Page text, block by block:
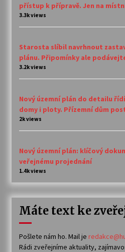
přístup k přípravě. Jen na
3.3k views
Starosta slíbil navrhnout
plánu. Připomínky ale
3.2k views
Nový územní plán do detailu
domy i ploty. Přízemní dům
2k views
Nový územní plán: klíčový
veřejnému projednání
1.4k views
Máte text ke
Pošlete nám ho. Mail je
Rádi zveřejníme aktuality,